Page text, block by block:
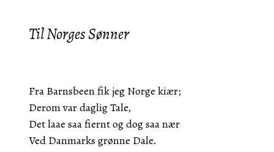
Til Norges Sønner
Fra Barnsbeen fik jeg Norge kiær;
Derom var daglig Tale,
Det laae saa fiernt og dog saa nær
Ved Danmarks grønne Dale.